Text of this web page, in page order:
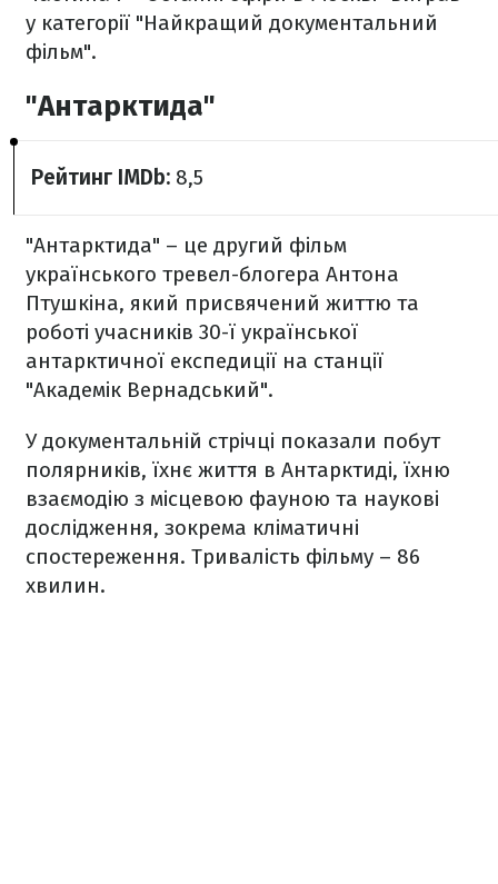
у категорії "Найкращий документальний
фільм".
"Антарктида"
Рейтинг IMDb: 8,5
"Антарктида" – це другий фільм
українського тревел-блогера Антона
Птушкіна, який присвячений життю та
роботі учасників 30-ї української
антарктичної експедиції на станції
"Академік Вернадський".
У документальній стрічці показали побут
полярників, їхнє життя в Антарктиді, їхню
взаємодію з місцевою фауною та наукові
дослідження, зокрема кліматичні
спостереження. Тривалість фільму – 86
хвилин.